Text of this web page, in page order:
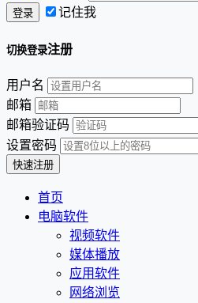
记住我
切换登录注册
用户名
邮箱
邮箱验证码
设置密码
首页
电脑软件
视频软件
媒体播放
应用软件
网络浏览